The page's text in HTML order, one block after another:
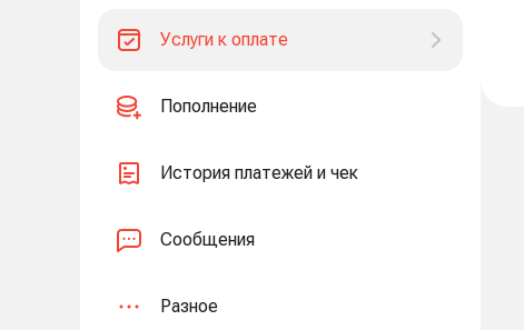
Услуги к оплате
Пополнение
История платежей и чек
Сообщения
Разное